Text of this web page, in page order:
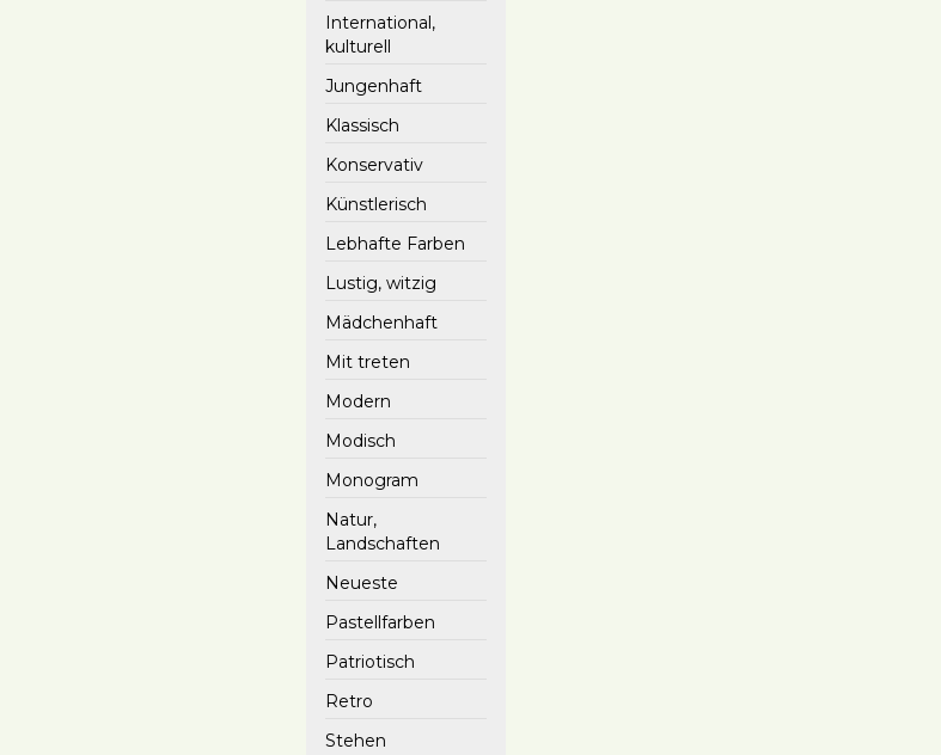
International,
kulturell
Jungenhaft
Klassisch
Konservativ
Künstlerisch
Lebhafte Farben
Lustig, witzig
Mädchenhaft
Mit treten
Modern
Modisch
Monogram
Natur,
Landschaften
Neueste
Pastellfarben
Patriotisch
Retro
Stehen